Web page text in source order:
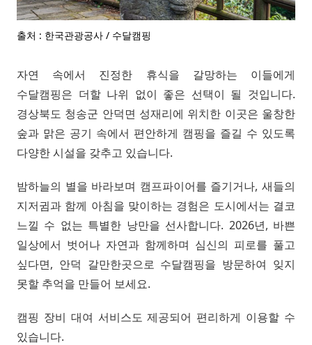
출처 : 한국관광공사 / 수달캠핑
자연 속에서 진정한 휴식을 갈망하는 이들에게
수달캠핑은 더할 나위 없이 좋은 선택이 될 것입니다.
경상북도 청송군 안덕면 성재리에 위치한 이곳은 울창한
숲과 맑은 공기 속에서 편안하게 캠핑을 즐길 수 있도록
다양한 시설을 갖추고 있습니다.
밤하늘의 별을 바라보며 캠프파이어를 즐기거나, 새들의
지저귐과 함께 아침을 맞이하는 경험은 도시에서는 결코
느낄 수 없는 특별한 낭만을 선사합니다. 2026년, 바쁜
일상에서 벗어나 자연과 함께하며 심신의 피로를 풀고
싶다면, 안덕 갈만한곳으로 수달캠핑을 방문하여 잊지
못할 추억을 만들어 보세요.
캠핑 장비 대여 서비스도 제공되어 편리하게 이용할 수
있습니다.